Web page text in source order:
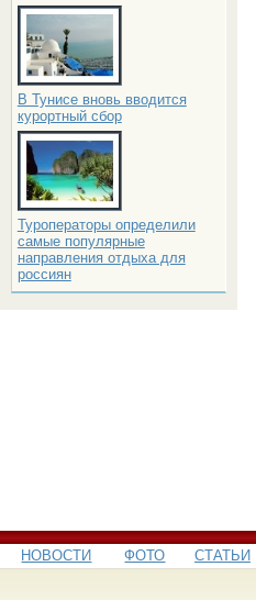
В Тунисе вновь вводится
курортный сбор
Туроператоры определили
самые популярные
направления отдыха для
россиян
НОВОСТИ ФОТО СТАТЬИ